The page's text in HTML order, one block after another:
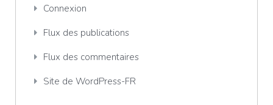
Connexion
Flux des publications
Flux des commentaires
Site de WordPress-FR